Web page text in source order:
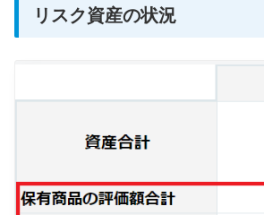
リスク資産の状況